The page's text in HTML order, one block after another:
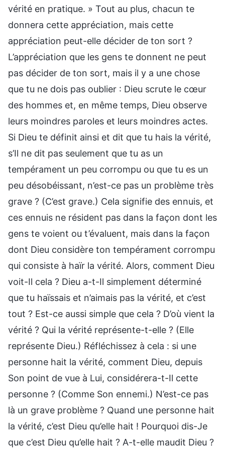
vérité en pratique. » Tout au plus, chacun te
donnera cette appréciation, mais cette
appréciation peut-elle décider de ton sort ?
L’appréciation que les gens te donnent ne peut
pas décider de ton sort, mais il y a une chose
que tu ne dois pas oublier : Dieu scrute le cœur
des hommes et, en même temps, Dieu observe
leurs moindres paroles et leurs moindres actes.
Si Dieu te définit ainsi et dit que tu hais la vérité,
s’Il ne dit pas seulement que tu as un
tempérament un peu corrompu ou que tu es un
peu désobéissant, n’est-ce pas un problème très
grave ? (C’est grave.) Cela signifie des ennuis, et
ces ennuis ne résident pas dans la façon dont les
gens te voient ou t’évaluent, mais dans la façon
dont Dieu considère ton tempérament corrompu
qui consiste à haïr la vérité. Alors, comment Dieu
voit-Il cela ? Dieu a-t-Il simplement déterminé
que tu haïssais et n’aimais pas la vérité, et c’est
tout ? Est-ce aussi simple que cela ? D’où vient la
vérité ? Qui la vérité représente-t-elle ? (Elle
représente Dieu.) Réfléchissez à cela : si une
personne hait la vérité, comment Dieu, depuis
Son point de vue à Lui, considérera-t-Il cette
personne ? (Comme Son ennemi.) N’est-ce pas
là un grave problème ? Quand une personne hait
la vérité, c’est Dieu qu’elle hait ! Pourquoi dis-Je
que c’est Dieu qu’elle hait ? A-t-elle maudit Dieu ?